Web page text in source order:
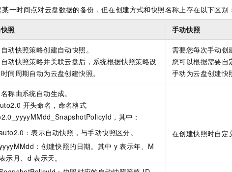
一时间点对云盘数据的备份，但在创建方式和快照名称上存在以下区别：
照 手动快照
动快照策略创建自动快照。
动快照策略并关联云盘后，系统根据快照策略设
间周期自动为云盘创建快照。
需要您每次手动创
您可以根据需要自
手动为云盘创建快
称由系统自动生成。
开头命名，命名格式
，其中：
：表示自动快照，与手动快照区分。
：创建快照的日期。其中 y 表示年、M
示月、d 表示天。
在创建快照时自定